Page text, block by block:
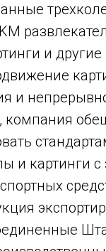
и
и
компания
и картинги